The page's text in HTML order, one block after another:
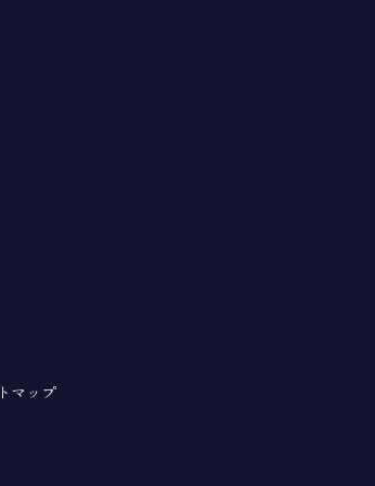
な範囲を超えて利用
に関して適切に対応
相当の関連性を有す
マップ